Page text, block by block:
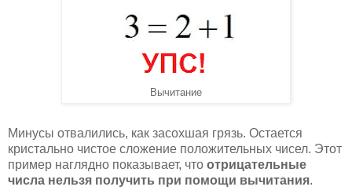
Вычитание
Минусы отвалились, как засохшая грязь. Остается
кристально чистое сложение положительных чисел. Этот
пример наглядно показывает, что отрицательные
числа нельзя получить при помощи вычитания.